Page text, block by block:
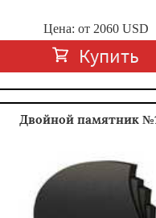
Цена: от 2060USD
Купить
Двойной памятник